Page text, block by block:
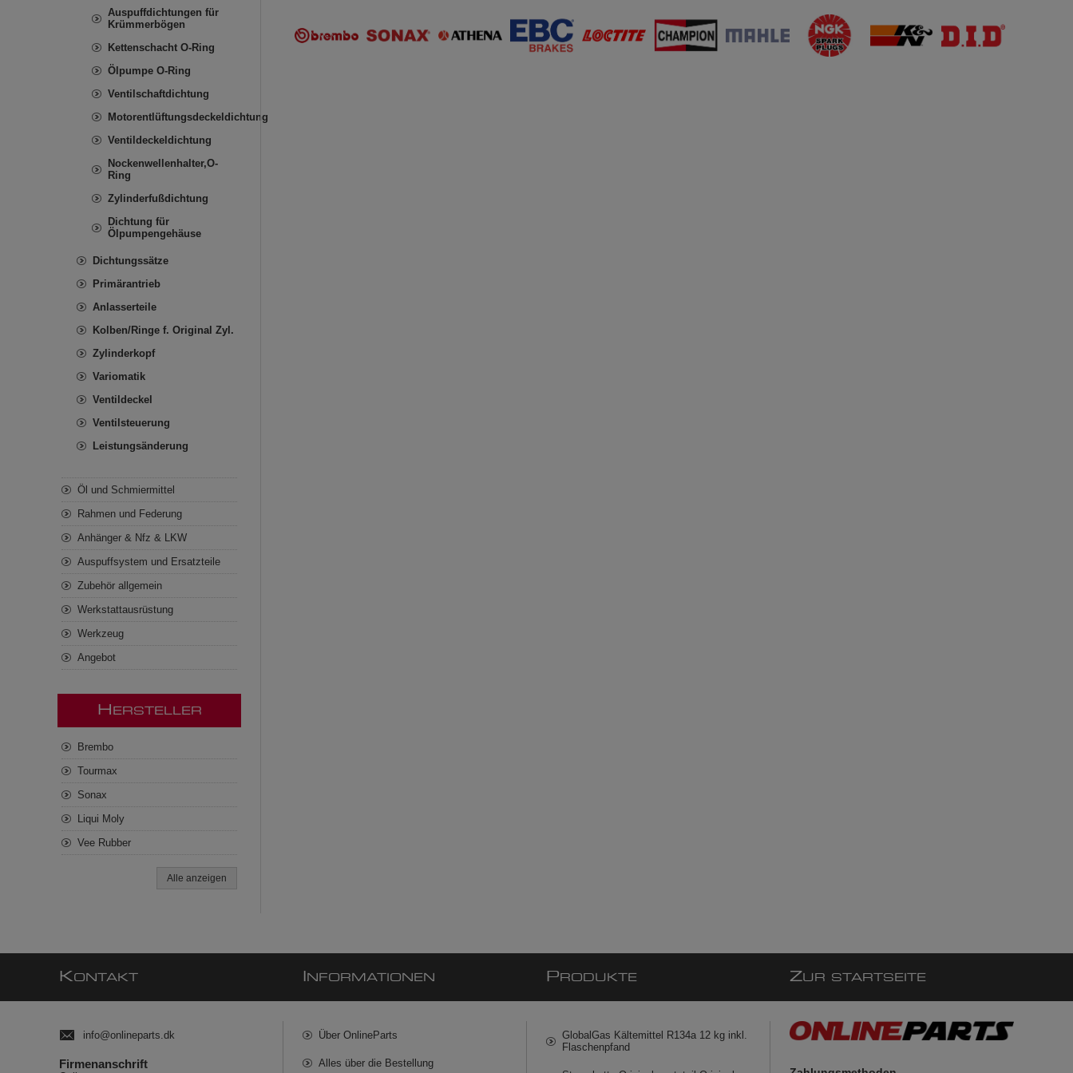
Auspuffdichtungen für
Krümmerbögen
Kettenschacht O-Ring
Ölpumpe O-Ring
Ventilschaftdichtung
Motorentlüftungsdeckeldichtung
Ventildeckeldichtung
Nockenwellenhalter,O-
Ring
Zylinderfußdichtung
Dichtung für
Ölpumpengehäuse
Dichtungssätze
Primärantrieb
Anlasserteile
Kolben/Ringe f. Original Zyl.
Zylinderkopf
Variomatik
Ventildeckel
Ventilsteuerung
Leistungsänderung
Öl und Schmiermittel
Rahmen und Federung
Anhänger & Nfz & LKW
Auspuffsystem und Ersatzteile
Zubehör allgemein
Werkstattausrüstung
Werkzeug
Angebot
H ERSTELLER
Brembo
Tourmax
Sonax
Liqui Moly
Vee Rubber
Alle anzeigen
KONTAKT
info@onlineparts.dk
Firmenanschrift
NFORMATIONEN
Über OnlineParts
Alles über die Bestellung
P RODUKTE
GlobalGas Kältemittel R134a 12 kg inkl.
Flaschenpfand
ZUR STARTSEITE